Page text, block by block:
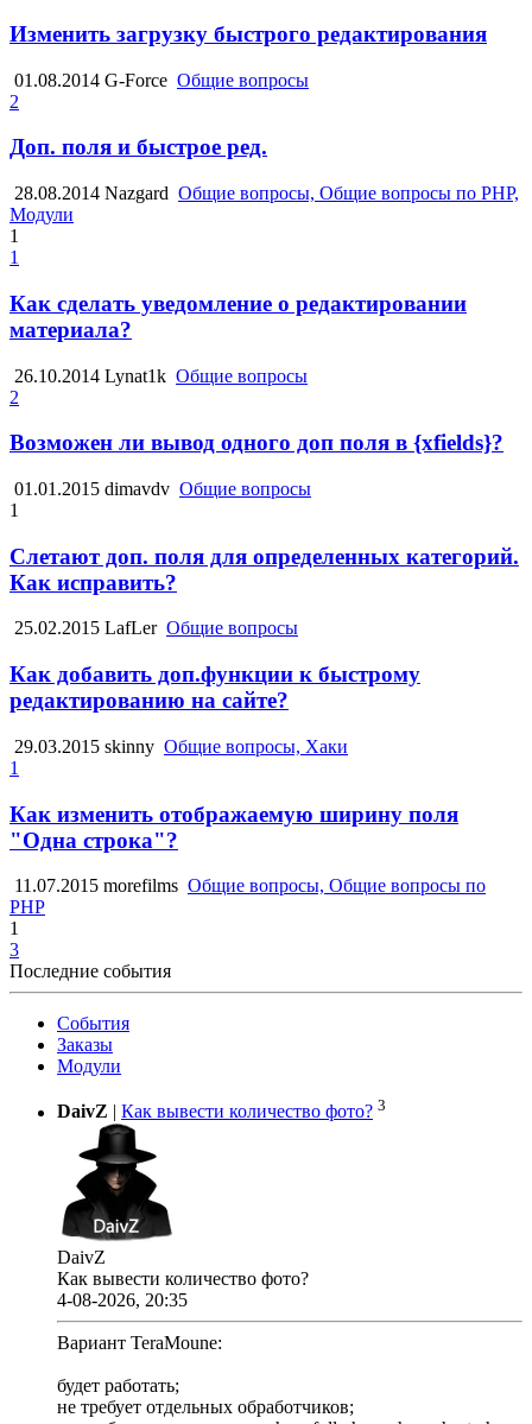
Изменить загрузку быстрого редактирования
01.08.2014 G-Force Общие вопросы
2
Доп. поля и быстрое ред.
28.08.2014 Nazgard Общие вопросы, Общие вопросы по PHP,
Модули
1
1
Как сделать уведомление о редактировании
материала?
26.10.2014 Lynat1k Общие вопросы
2
Возможен ли вывод одного доп поля в {xfields}?
01.01.2015 dimavdv Общие вопросы
1
Слетают доп. поля для определенных категорий.
Как исправить?
25.02.2015 LafLer Общие вопросы
Как добавить доп.функции к быстрому
редактированию на сайте?
29.03.2015 skinny Общие вопросы, Хаки
1
Как изменить отображаемую ширину поля
"Одна строка"?
11.07.2015 morefilms Общие вопросы, Общие вопросы по
PHP
1
3
Последние события
События
Заказы
Модули
DaivZ Как вывести количество фото? 3
DaivZ
Как вывести количество фото?
4-08-2026, 20:35
Вариант TeraMoune:
будет работать;
не требует отдельных обработчиков;